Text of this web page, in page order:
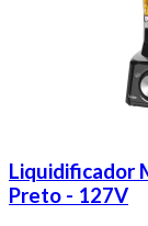
Liquidificador
Preto - 127V